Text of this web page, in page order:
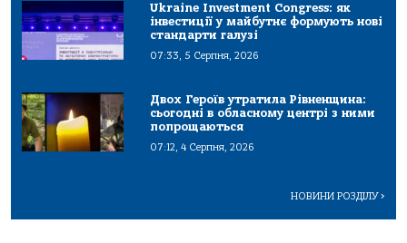
Ukraine Investment Congress: як
інвестиції у майбутнє формують нові
стандарти галузі
07:33, 5 Серпня, 2026
Двох Героїв утратила Рівненщина:
сьогодні в обласному центрі з ними
попрощаються
07:12, 4 Серпня, 2026
НОВИНИ РОЗДІЛУ>